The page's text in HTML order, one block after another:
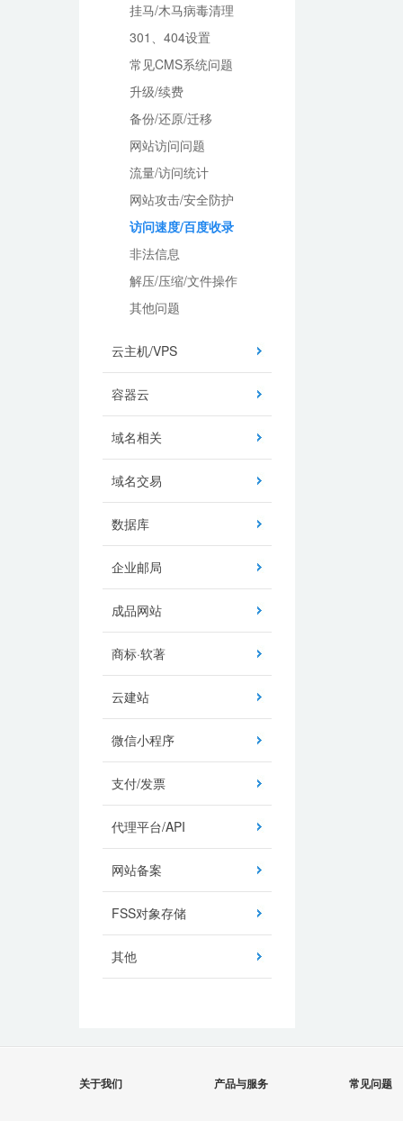
挂马/木马病毒清理
301、404设置
常见CMS系统问题
升级/续费
备份/还原/迁移
网站访问问题
流量/访问统计
网站攻击/安全防护
访问速度/百度收录
非法信息
解压/压缩/文件操作
其他问题
云主机/VPS
容器云
域名相关
域名交易
数据库
企业邮局
成品网站
商标·软著
云建站
微信小程序
支付/发票
代理平台/API
网站备案
FSS对象存储
其他
关于我们 产品与服务 常见问题